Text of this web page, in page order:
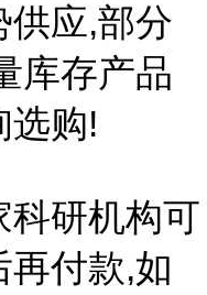
供应,部分
库存产品
选购!
科研机构可
再付款,如